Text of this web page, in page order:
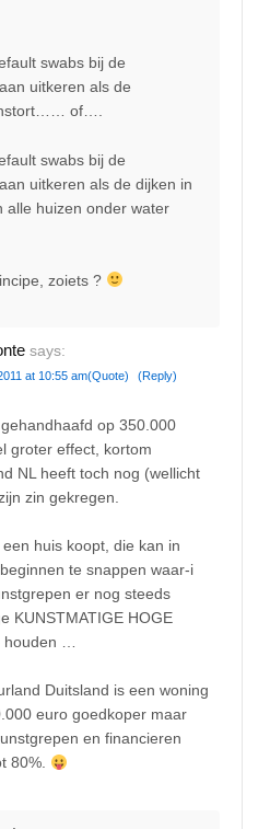
swabs bij de
uitkeren als de
of….
swabs bij de
uitkeren als de dijken in
alle huizen onder water
zoiets ?
says:
at 10:55 am(Quote) (Reply)
op 350.000
groter effect, kortom
NL heeft toch nog (wellicht
zin gekregen.
huis koopt, die kan in
te snappen waar-i
er nog steeds
KUNSTMATIGE HOGE
…
Duitsland is een woning
euro goedkoper maar
en financieren
80%.